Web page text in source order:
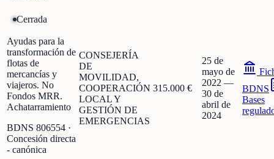
Cerrada
Ayudas para la
transformación de
flotas de
mercancías y
viajeros. No
Fondos MRR.
Achatarramiento
BDNS 806554 ·
Concesión directa
- canónica
CONSEJERÍA
DE
MOVILIDAD,
COOPERACIÓN
LOCAL Y
GESTIÓN DE
EMERGENCIAS
315.000 €
25 de
mayo de
2022 —
30 de
abril de
2024
BDNS
Bases